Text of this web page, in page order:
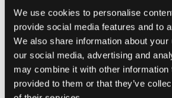
We use cookies to personalise
provide social media features and to
We also share information about
our social media, advertising and
may combine it with other information
provided to them or that they’ve
Die meisten
Dokumentationen, die alle
auflisten, sodass es für
diese zuzugreifen und deren